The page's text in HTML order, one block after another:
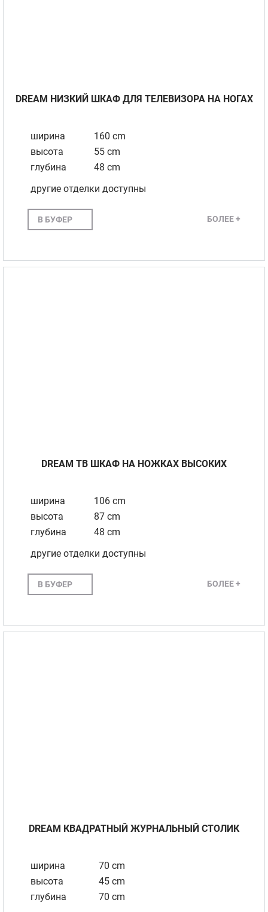
DREAM НИЗКИЙ ШКАФ ДЛЯ ТЕЛЕВИЗОРА НА НОГАХ
ширина
160 cm
высота
55 cm
глубина
48 cm
другие отделки доступны
В БУФЕР БОЛЕЕ +
DREAM ТВ ШКАФ НА НОЖКАХ ВЫСОКИХ
ширина
106 cm
высота
87 cm
глубина
48 cm
другие отделки доступны
В БУФЕР БОЛЕЕ +
DREAM КВАДРАТНЫЙ ЖУРНАЛЬНЫЙ СТОЛИК
ширина
70 cm
высота
45 cm
глубина
70 cm